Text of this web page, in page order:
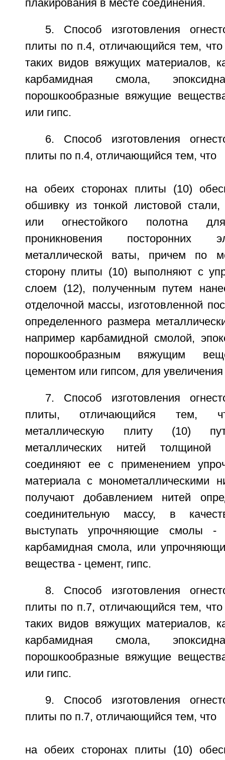
плакирования в месте соединения.
5. Способ изготовления
плиты по п.4, отличающийся тем,
таких видов вяжущих материалов,
карбамидная смола,
порошкообразные вяжущие
или гипс.
6. Способ изготовления
плиты по п.4, отличающийся тем, что
на обеих сторонах плиты (10)
обшивку из тонкой листовой стали,
или огнестойкого полотна
проникновения посторонних
металлической ваты, причем по
сторону плиты (10) выполняют с
слоем (12), полученным путем
отделочной массы, изготовленной
определенного размера
например карбамидной смолой,
порошкообразным вяжущим
цементом или гипсом, для увеличения
7. Способ изготовления
плиты, отличающийся тем,
металлическую плиту (10)
металлических нитей
соединяют ее с применением
материала с монометаллическими
получают добавлением нитей
соединительную массу, в
выступать упрочняющие смолы -
карбамидная смола, или
вещества - цемент, гипс.
8. Способ изготовления
плиты по п.7, отличающийся тем,
таких видов вяжущих материалов,
карбамидная смола,
порошкообразные вяжущие
или гипс.
9. Способ изготовления
плиты по п.7, отличающийся тем, что
на обеих сторонах плиты (10)